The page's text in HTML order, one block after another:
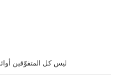
ليس كل المتفوّقين